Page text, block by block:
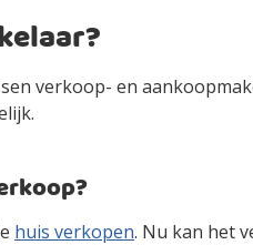
verkoop- en
huis verkopen. Nu kan het